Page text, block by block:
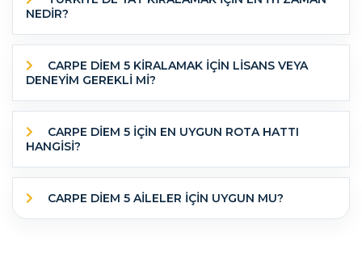
NEDİR?
DENEYİM GEREKLİ Mİ?
HANGISI?
CARPE DIEM 5 AILELER IÇIN UYGUN MU?